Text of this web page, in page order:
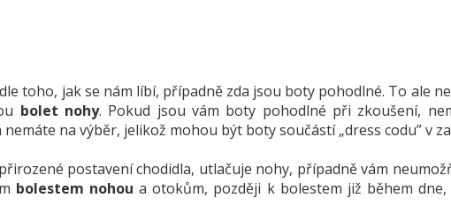
toho, jak se nám líbí, případně zda jsou boty pohodlné. To ale
bolet nohy. Pokud jsou vám boty pohodlné při zkoušení,
na výběr, jelikož mohou být boty součástí „dress codu” v
postavení chodidla, utlačuje nohy, případně vám
bolestem nohou a otokům, později k bolestem již během